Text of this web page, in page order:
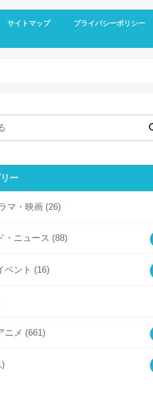
サイトマップ プライバシーポリシー
ー
マ・映画 (26)
・ニュース (88)
ベント (16)
ニメ (661)